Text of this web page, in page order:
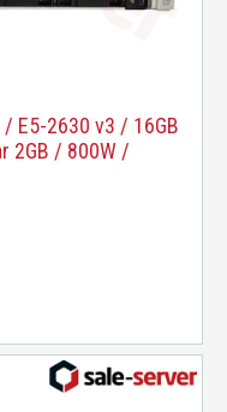
/ E5-2630 v3 / 16GB
2GB / 800W /